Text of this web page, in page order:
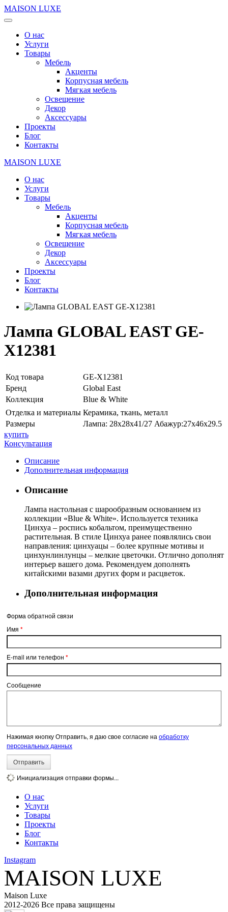
MAISON LUXE
О нас
Услуги
Товары
Мебель
Акценты
Корпусная мебель
Мягкая мебель
Освещение
Декор
Аксессуары
Проекты
Блог
Контакты
MAISON LUXE
О нас
Услуги
Товары
Мебель
Акценты
Корпусная мебель
Мягкая мебель
Освещение
Декор
Аксессуары
Проекты
Блог
Контакты
Лампа GLOBAL EAST GE-
X12381
Код товара
GE-X12381
Бренд
Global East
Коллекция
Blue & White
Отделка и материалы Керамика, ткань, металл
Размеры
Лампа: 28х28х41/27 Абажур:27х46х29.5
купить
Консультация
Описание
Дополнительная информация
Описание
Лампа настольная с шарообразным основанием из
коллекции «Blue & White». Используется техника
Цинхуа – роспись кобальтом, преимущественно
растительная. В стиле Цинхуа ранее появлялись свои
направления: цинхуацы – более крупные мотивы и
цинхунлинлунцы – мелкие цветочки. Отлично дополнят
интерьер вашего дома. Рекомендуем дополнять
китайскими вазами других форм и расцветок.
Дополнительная информация
Форма обратной связи
Имя *
E-mail или телефон *
Сообщение
Нажимая кнопку Отправить, я даю свое согласие на обработку
персональных данных
Отправить
Инициализация отправки формы...
О нас
Услуги
Товары
Проекты
Блог
Контакты
Instagram
MAISON LUXE
Maison Luxe
2012-2026 Все права защищены